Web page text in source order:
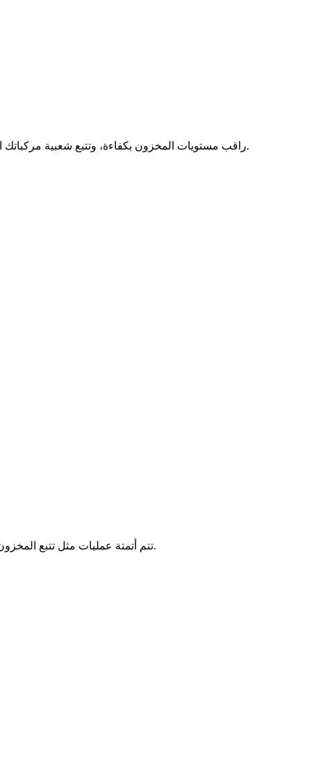
راقب مستويات المخزون بكفاءة، وتتبع شعبية مركباتك المعروضة، وحدد متى تحتاج إلى إعادة طلبها. تجنب تكديس السيارات القديمة أو نقص السيارات المطلوبة بكثرة من خلال التحديثات المباشرة.
تتم أتمتة عمليات مثل تتبع المخزون ومراقبة المبيعات وإعادة الطلب لتحقيق أقصى قدر من الكفاءة. ركّز على المبيعات وتفاعل العملاء في آنٍ واحد مع التتبع التلقائي للمخزون.